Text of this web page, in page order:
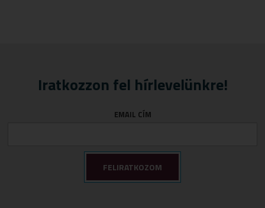
Iratkozzon fel hírlevelünkre!
EMAIL CÍM